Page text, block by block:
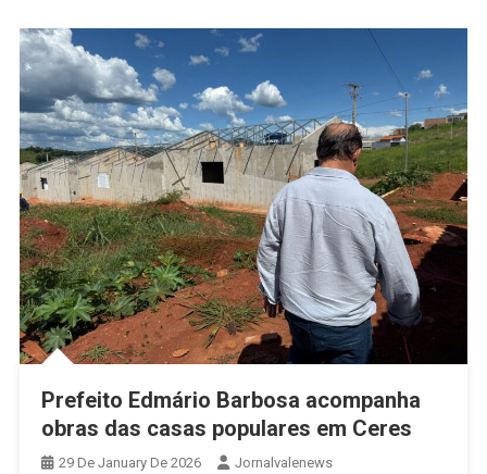
Prefeito Edmário Barbosa acompanha
obras das casas populares em Ceres
29 De January De 2026
Jornalvalenews